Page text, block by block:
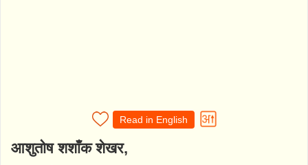
Read in English
आशुतोष शशाँक शेखर,